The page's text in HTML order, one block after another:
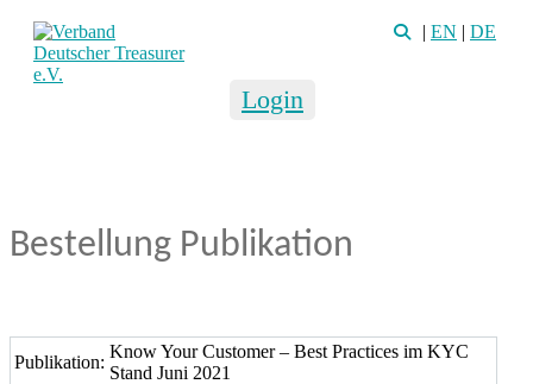
| EN | DE
Login
Bestellung Publikation
Publikation:
Know Your Customer – Best Practices im KYC
Stand Juni 2021